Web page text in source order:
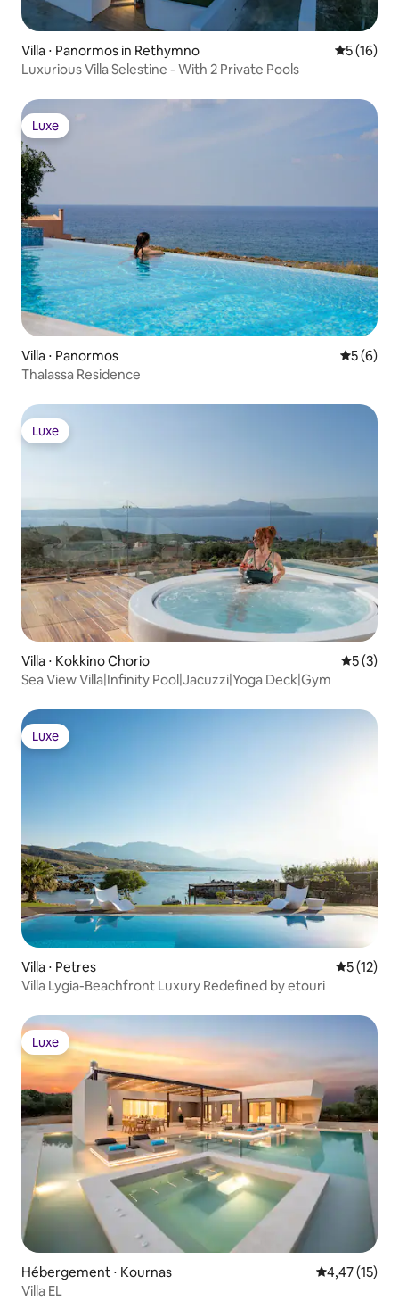
Villa ⋅ Panormos in Rethymno
5 (16)
Luxurious Villa Selestine - With 2 Private Pools
Luxe
Luxe
Villa ⋅ Panormos
5 (6)
Thalassa Residence
Luxe
Luxe
Villa ⋅ Kokkino Chorio
5 (3)
Sea View Villa|Infinity Pool|Jacuzzi|Yoga Deck|Gym
Luxe
Luxe
Villa ⋅ Petres
5 (12)
Villa Lygia-Beachfront Luxury Redefined by etouri
Luxe
Luxe
Hébergement ⋅ Kournas Évaluation
4,47 (15)
Villa EL